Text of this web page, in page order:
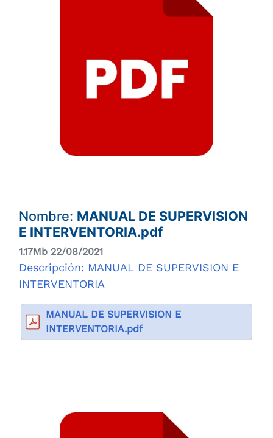
Nombre: MANUAL DE SUPERVISION
E INTERVENTORIA.pdf
1.17Mb 22/08/2021
Descripción: MANUAL DE SUPERVISION E
INTERVENTORIA
MANUAL DE SUPERVISION E
INTERVENTORIA.pdf